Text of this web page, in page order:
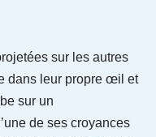
sur les autres
dans leur propre œil et
sur un
de ses croyances